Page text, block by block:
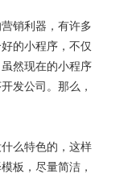
销利器，有许多
的小程序，不仅
然现在的小程序
发公司。那么，
么特色的，这样
板，尽量简洁，